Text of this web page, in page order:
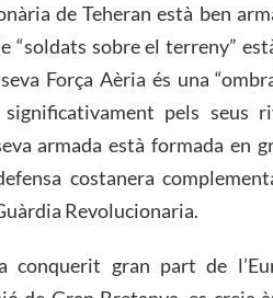
de Teheran està ben
“soldats sobre el terreny”
Força Aèria és una
pels seus
armada està formada en
costanera
Revolucionaria.
conquerit gran part de